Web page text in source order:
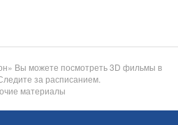
Вы можете посмотреть 3D фильмы в
за расписанием.
материалы